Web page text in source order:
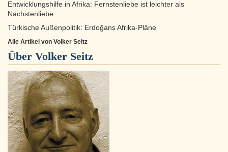
Entwicklungshilfe in Afrika: Fernstenliebe ist leichter als
Nächstenliebe
Türkische Außenpolitik: Erdoğans Afrika-Pläne
Alle Artikel von Volker Seitz
Über Volker Seitz